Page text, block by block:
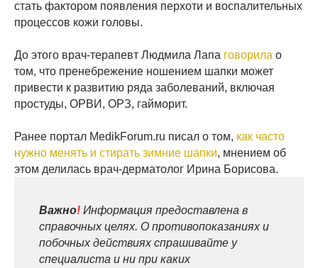
стать фактором появления перхоти и воспалительных
процессов кожи головы.
До этого врач-терапевт Людмила Лапа говорила о
том, что пренебрежение ношением шапки может
привести к развитию ряда заболеваний, включая
простуды, ОРВИ, ОРЗ, гайморит.
Ранее портал MedikForum.ru писал о том, как часто
нужно менять и стирать зимние шапки, мнением об
этом делилась врач-дерматолог Ирина Борисова.
Важно! Информация предоставлена в
справочных целях. О противопоказаниях и
побочных действиях спрашивайте у
специалиста и ни при каких